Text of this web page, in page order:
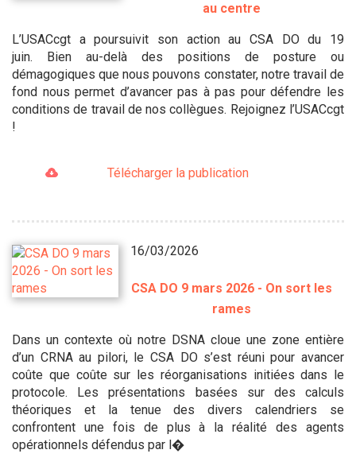
au centre
L’USACcgt a poursuivit son action au CSA DO du 19
juin. Bien au-delà des positions de posture ou
démagogiques que nous pouvons constater, notre travail de
fond nous permet d’avancer pas à pas pour défendre les
conditions de travail de nos collègues. Rejoignez l’USACcgt
!
Télécharger la publication
16/03/2026
CSA DO 9 mars 2026 - On sort les
rames
Dans un contexte où notre DSNA cloue une zone entière
d’un CRNA au pilori, le CSA DO s’est réuni pour avancer
coûte que coûte sur les réorganisations initiées dans le
protocole. Les présentations basées sur des calculs
théoriques et la tenue des divers calendriers se
confrontent une fois de plus à la réalité des agents
opérationnels défendus par l�